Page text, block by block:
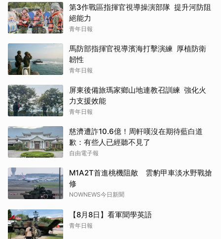
第3作戰區指揮官視導操演部隊 提升河防阻
絕能力
青年日報
馬防部指揮官視導濱海打擊演練 厚植防衛
韌性
青年日報
屏東後備旅瑪家鄉山地連教召訓練 強化火
力支援效能
青年日報
慈濟遭詐10.6億！周軒嘆沒在期待藍白道
歉：有些人已經聽不見了
自由電子報
M1A2T首進桃機阻敵 雲豹甲車淡水野戰搶
修
NOWNEWS今日新聞
【8月8日】看軍聞學英語
青年日報